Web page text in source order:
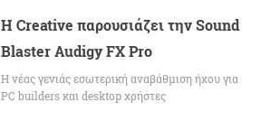
Η Creative παρουσιάζει την Sound
Blaster Audigy FX Pro
Η νέας γενιάς εσωτερική αναβάθμιση ήχου για
PC builders και desktop χρήστες